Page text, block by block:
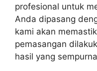
profesional untuk
Anda dipasang
kami akan
pemasangan
hasil yang